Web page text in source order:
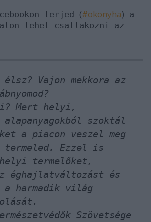
terjed (#okonyha) a
lehet csatlakozni az
élsz? Vajon mekkora az
Mert helyi,
szoktál
a piacon veszel meg
termeled. Ezzel is
termelőket,
éghajlatváltozást és
a harmadik világ
Szövetsége